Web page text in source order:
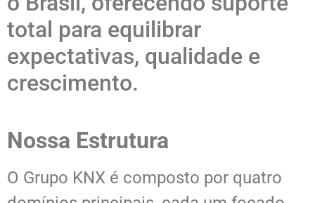
total para equilibrar
expectativas, qualidade e
crescimento.
Nossa Estrutura
O Grupo KNX é composto por quatro